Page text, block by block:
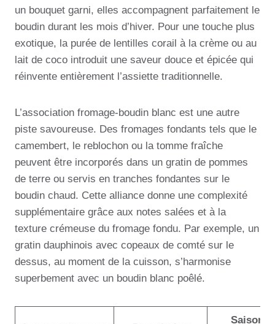
un bouquet garni, elles accompagnent parfaitement le
boudin durant les mois d’hiver. Pour une touche plus
exotique, la purée de lentilles corail à la crème ou au
lait de coco introduit une saveur douce et épicée qui
réinvente entièrement l’assiette traditionnelle.
L’association fromage-boudin blanc est une autre
piste savoureuse. Des fromages fondants tels que le
camembert, le reblochon ou la tomme fraîche
peuvent être incorporés dans un gratin de pommes
de terre ou servis en tranches fondantes sur le
boudin chaud. Cette alliance donne une complexité
supplémentaire grâce aux notes salées et à la
texture crémeuse du fromage fondu. Par exemple, un
gratin dauphinois avec copeaux de comté sur le
dessus, au moment de la cuisson, s’harmonise
superbement avec un boudin blanc poêlé.
Saison